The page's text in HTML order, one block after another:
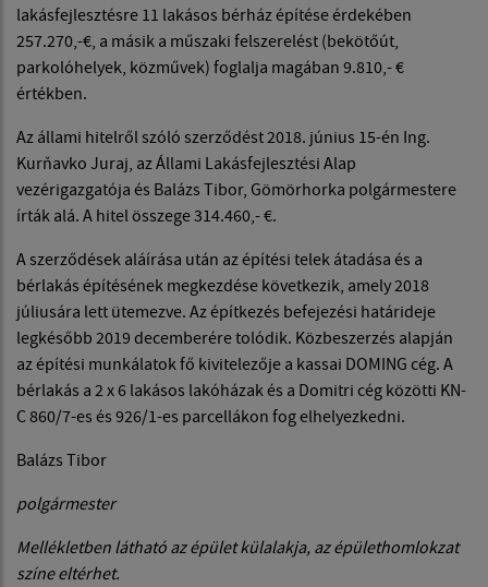
lakásfejlesztésre 11 lakásos bérház építése érdekében
257.270,-€, a másik a műszaki felszerelést (bekötőút,
parkolóhelyek, közművek) foglalja magában 9.810,- €
értékben.
Az állami hitelről szóló szerződést 2018. június 15-én Ing.
Kurňavko Juraj, az Állami Lakásfejlesztési Alap
vezérigazgatója és Balázs Tibor, Gömörhorka polgármestere
írták alá. A hitel összege 314.460,- €.
A szerződések aláírása után az építési telek átadása és a
bérlakás építésének megkezdése következik, amely 2018
júliusára lett ütemezve. Az építkezés befejezési határideje
legkésőbb 2019 decemberére tolódik. Közbeszerzés alapján
az építési munkálatok fő kivitelezője a kassai DOMING cég. A
bérlakás a 2 x 6 lakásos lakóházak és a Domitri cég közötti KN-
C 860/7-es és 926/1-es parcellákon fog elhelyezkedni.
Balázs Tibor
polgármester
Mellékletben látható az épület külalakja, az épülethomlokzat
színe eltérhet.